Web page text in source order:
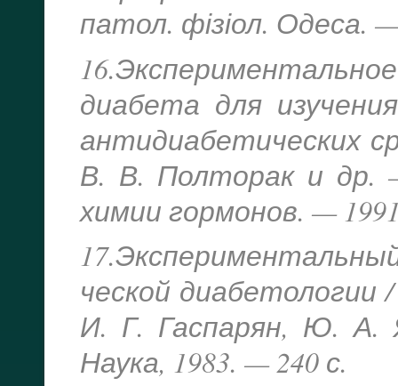
патол. фізіол. Одеса.
диабета для
антидиабетических
В. В. Полторак и др.
химии гормонов. —
ческой диабетологии
И. Г. Гаспарян, Ю.
Наука, 1983. — 240 с.